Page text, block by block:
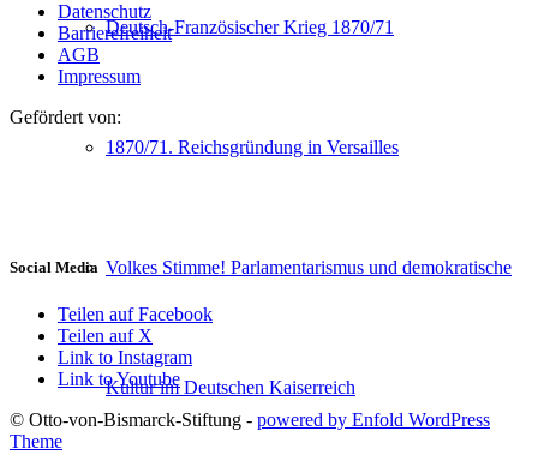
Deutsch-Französischer Krieg 1870/71
1870/71. Reichsgründung in Versailles
Volkes Stimme! Parlamentarismus und demokratische
Kultur im Deutschen Kaiserreich
Datenschutz
Barrierefreiheit
AGB
Impressum
Gefördert von:
Social Media
Teilen auf Facebook
Teilen auf X
Link to Instagram
Link to Youtube
© Otto-von-Bismarck-Stiftung - powered by Enfold WordPress
Theme